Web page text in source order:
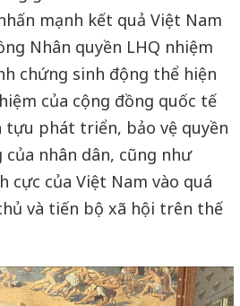
mạnh kết quả Việt Nam
Nhân quyền LHQ nhiệm
chứng sinh động thể hiện
của cộng đồng quốc tế
phát triển, bảo vệ quyền
nhân dân, cũng như
cực của Việt Nam vào quá
và tiến bộ xã hội trên thế